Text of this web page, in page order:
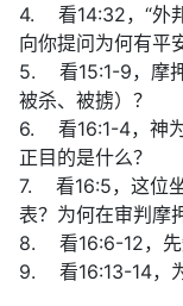
4. 看14:32，“外
向你提问为何有平
5. 看15:1-9，摩押
被杀、被掳）？
6. 看16:1-4，神
正目的是什么？
7. 看16:5，这位
表？为何在审判摩
8. 看16:6-12，先
9. 看16:13-14，